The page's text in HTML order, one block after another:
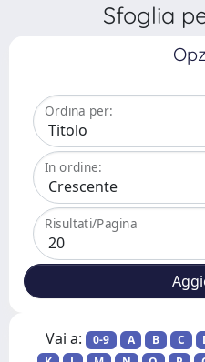
Sfoglia
Ordina per:
In ordine:
Risultati/Pagina
Vai a: 0-9 A B C